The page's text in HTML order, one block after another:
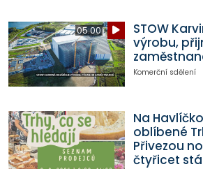
05:00
STOW
výrobu,
Komerční sdělení
Na
oblíbené
Přivezou
čtyřicet